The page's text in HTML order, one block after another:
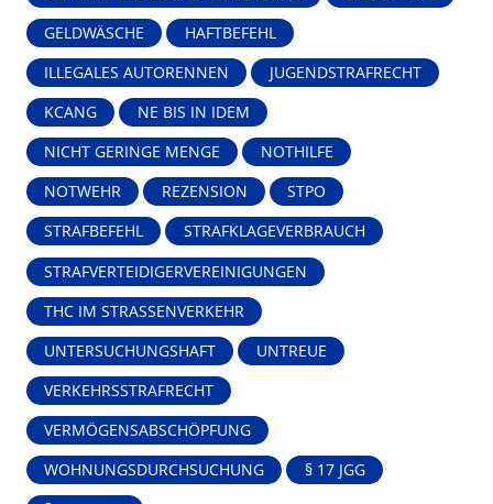
GELDWÄSCHE HAFTBEFEHL
ILLEGALES AUTORENNEN JUGENDSTRAFRECHT
KCANG NE BIS IN IDEM
NICHT GERINGE MENGE NOTHILFE
NOTWEHR REZENSION STPO
STRAFBEFEHL STRAFKLAGEVERBRAUCH
STRAFVERTEIDIGERVEREINIGUNGEN
THC IM STRASSENVERKEHR
UNTERSUCHUNGSHAFT UNTREUE
VERKEHRSSTRAFRECHT
VERMÖGENSABSCHÖPFUNG
WOHNUNGSDURCHSUCHUNG § 17 JGG